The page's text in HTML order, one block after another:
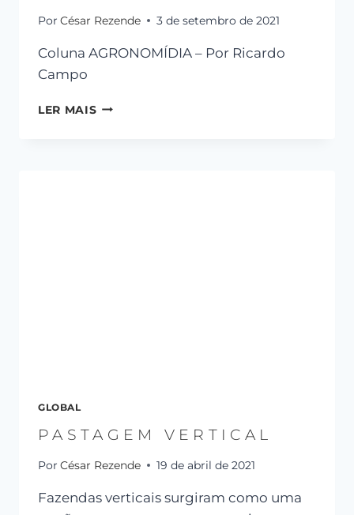
Por César Rezende 3 de setembro de 2021
Coluna AGRONOMÍDIA – Por Ricardo
Campo
LER MAIS
GLOBAL
PASTAGEM VERTICAL
Por César Rezende 19 de abril de 2021
Fazendas verticais surgiram como uma